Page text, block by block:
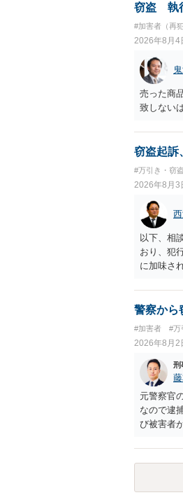
窃盗 執
#加害者（再犯
2026年8月4
売った商
致しない
窃盗起訴
#万引き・窃
2026年8月3
以下、相
おり、犯
に加味さ
有しない
情状証拠
警察から
#加害者 #万
2026年8月2
刑
元警察官
なので逮
び被害者